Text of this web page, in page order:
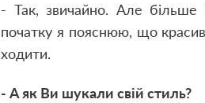
- Так, звичайно. Але більше
початку я пояснюю, що
ходити.
- А як Ви шукали свій стиль?